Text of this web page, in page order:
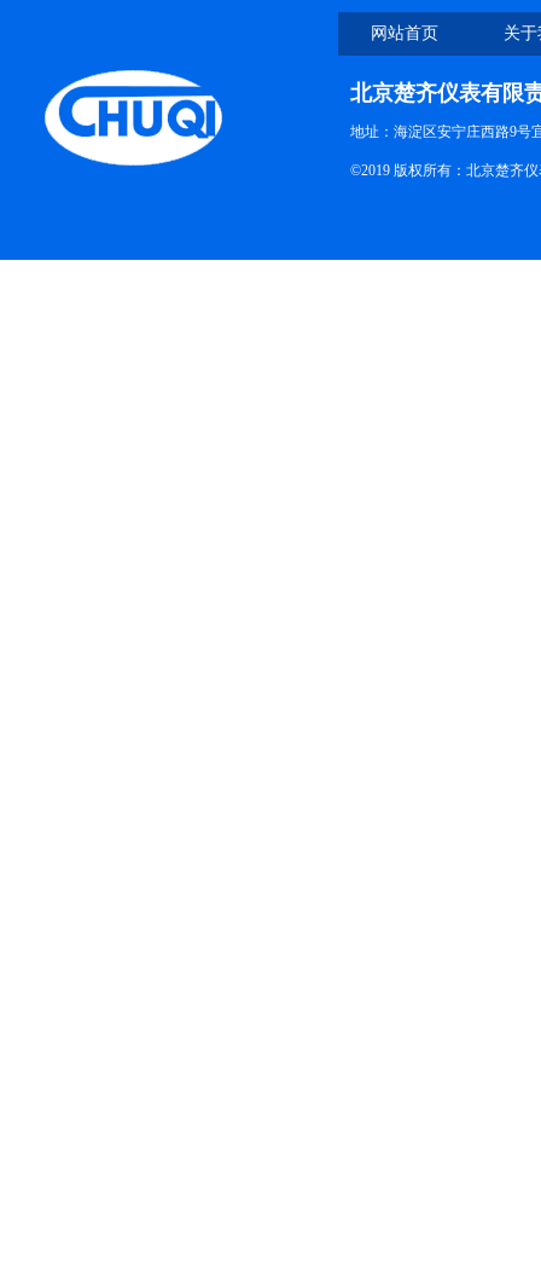
网站首页 关
北京楚齐仪表有限
地址：海淀区安宁庄西路9号
©2019 版权所有：北京楚齐